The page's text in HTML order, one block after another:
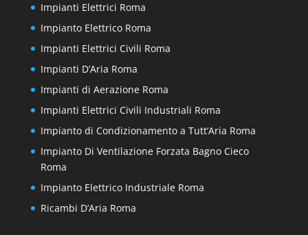
Impianti Elettrici Roma
Impianto Elettrico Roma
Impianti Elettrici Civili Roma
Impianti D’Aria Roma
Impianti di Aerazione Roma
Impianti Elettrici Civili Industriali Roma
Impianto di Condizionamento a Tutt’Aria Roma
Impianto Di Ventilazione Forzata Bagno Cieco
Roma
Impianto Elettrico Industriale Roma
Ricambi D’Aria Roma